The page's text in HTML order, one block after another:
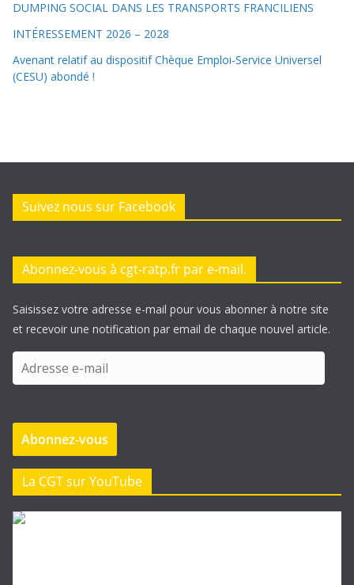
DUMPING SOCIAL DANS LES TRANSPORTS FRANCILIENS
INTÉRESSEMENT 2026 – 2028
Avenant relatif au dispositif Chèque Emploi-Service Universel
(CESU) abondé !
Suivez nous sur Facebook
Abonnez-vous à cgt-ratp.fr par e-mail.
Saisissez votre adresse e-mail pour vous abonner à notre site
et recevoir une notification par email de chaque nouvel article.
d
e
s
e
-
Abonnez-vous
La CGT sur YouTube